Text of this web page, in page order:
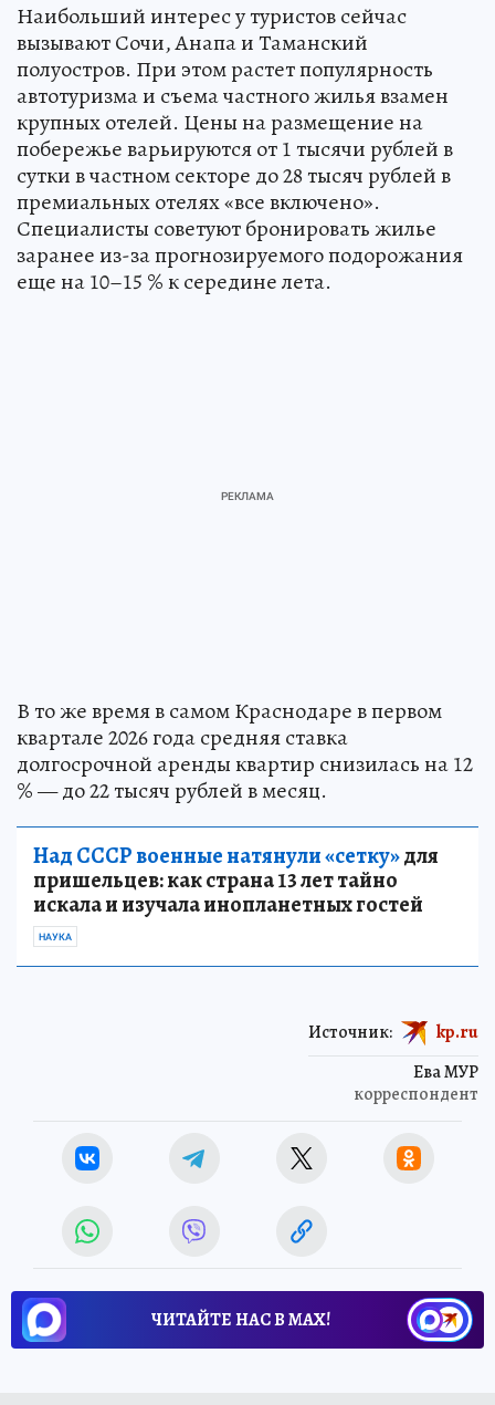
Наибольший интерес у туристов сейчас
вызывают Сочи, Анапа и Таманский
полуостров. При этом растет популярность
автотуризма и съема частного жилья взамен
крупных отелей. Цены на размещение на
побережье варьируются от 1 тысячи рублей в
сутки в частном секторе до 28 тысяч рублей в
премиальных отелях «все включено».
Специалисты советуют бронировать жилье
заранее из-за прогнозируемого подорожания
еще на 10–15 % к середине лета.
В то же время в самом Краснодаре в первом
квартале 2026 года средняя ставка
долгосрочной аренды квартир снизилась на 12
% — до 22 тысяч рублей в месяц.
Над СССР военные натянули «сетку»для
пришельцев: как страна 13 лет тайно
искала и изучала инопланетных гостей
НАУКА
Ева МУР
корреспондент
Источник: kp.ru
ЧИТАЙТЕ НАС В МАХ!